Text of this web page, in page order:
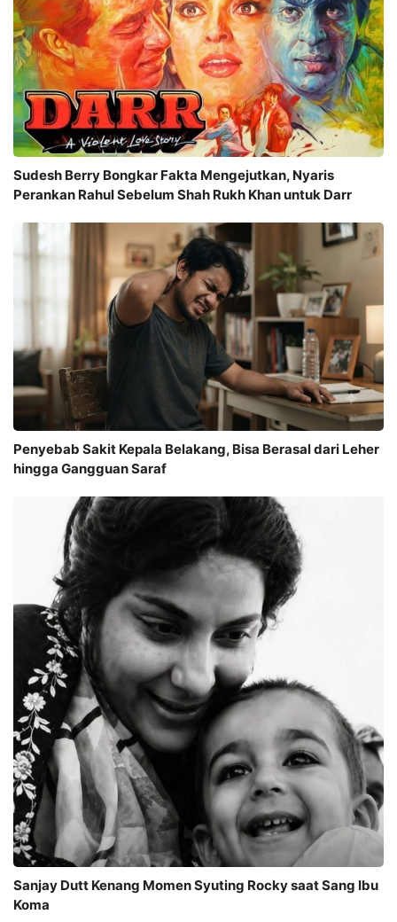
Sudesh Berry Bongkar Fakta Mengejutkan, Nyaris
Perankan Rahul Sebelum Shah Rukh Khan untuk Darr
Penyebab Sakit Kepala Belakang, Bisa Berasal dari Leher
hingga Gangguan Saraf
Sanjay Dutt Kenang Momen Syuting Rocky saat Sang Ibu
Koma